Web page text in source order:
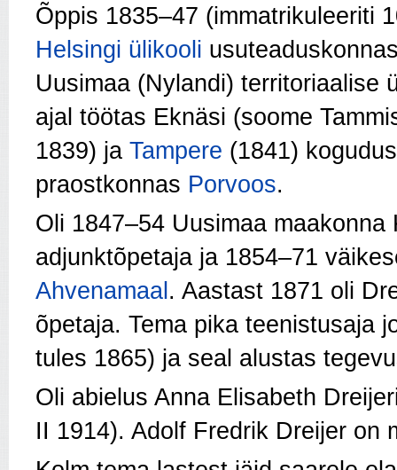
Õppis 1835–47 (immatrikuleeriti
Helsingi ülikooli
Uusimaa (Nylandi) territoriaalise
ajal töötas Eknäsi (soome
1839) ja Tampere (1841)
praostkonnas Porvoos.
Oli 1847–54 Uusimaa
adjunktõpetaja ja 1854–71
Ahvenamaal . Aastast 1871 oli
õpetaja. Tema pika teenistusaja
tules 1865) ja seal alustas
Oli abielus Anna Elisabeth
II 1914). Adolf Fredrik Dreijer on